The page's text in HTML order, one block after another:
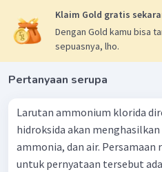
Klaim Gold gratis
Dengan Gold kamu bisa
sepuasnya, lho.
Pertanyaan serupa
Larutan ammonium klorida
hidroksida akan
ammonia, dan air. Persamaan
untuk pernyataan tersebut